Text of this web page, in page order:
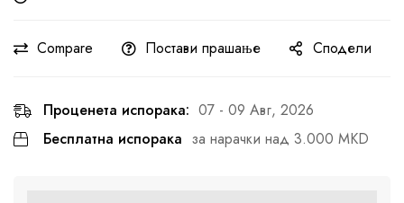
Compare Постави прашање Сподели
Проценета испорака: 07 - 09 Авг, 2026
Бесплатна испорака за нарачки над 3.000 MKD